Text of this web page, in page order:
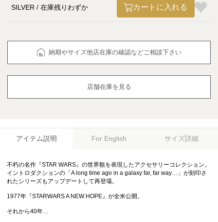
SILVER 在庫残りわずか カートに入れる
納期やサイズ他店在庫の確認などご相談下さい
店舗在庫を見る
アイテム説明 For English サイズ詳細
不朽の名作『STAR WARS』の世界観を表現したアクセサリーコレクション。
イントロダクションの「A long time ago in a galaxy far, far way…」が刻印さ
れたシリーズもアップデートして再登場。
1977年『STARWARS A NEW HOPE』が全米公開。
それから40年…